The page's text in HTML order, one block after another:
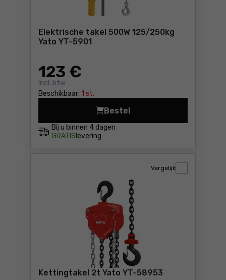
Elektrische takel 500W 125/250kg
Yato YT-5901
123 €
Incl. btw
Beschikbaar: 1 st.
Bij u binnen 4 dagen
GRATIS levering
Bestel
Elektrische takel 500W
Kettingtakel 2t Yato YT-58953
Vergelijk